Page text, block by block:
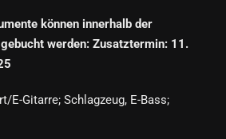
können innerhalb der
werden: Zusatztermin: 11.
E-Gitarre; Schlagzeug, E-Bass;